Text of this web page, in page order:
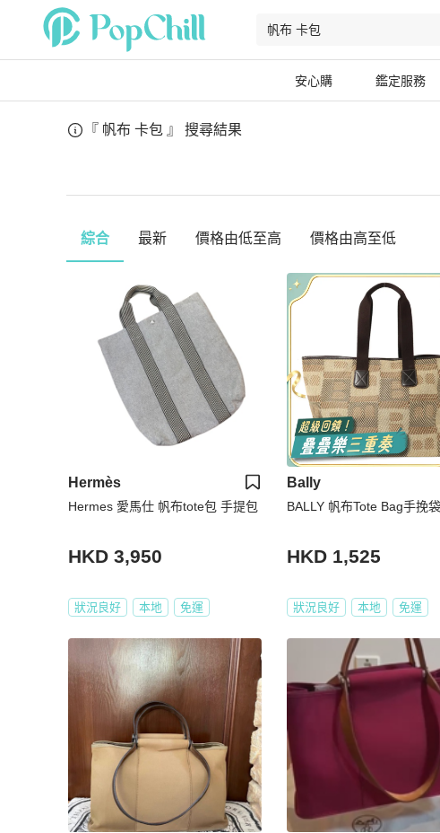
安心購 鑑定服務
『 帆布 卡包 』 搜尋結果
綜合 最新 價格由低至高 價格由高至低
Hermès
Hermes 愛馬仕 帆布tote包 手提包
HKD 3,950
狀況良好 本地 免運
Bally
BALLY 帆布Tote Bag手挽袋
HKD 1,525
狀況良好 本地 免運